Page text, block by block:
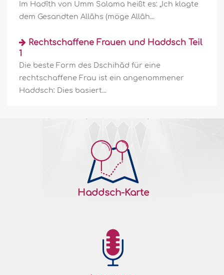
Im Hadîth von Umm Salama heißt es: „Ich klagte
dem Gesandten Allâhs (möge Allâh...
Rechtschaffene Frauen und Haddsch Teil
1
Die beste Form des Dschihâd für eine
rechtschaffene Frau ist ein angenommener
Haddsch: Dies basiert...
Haddsch-Karte